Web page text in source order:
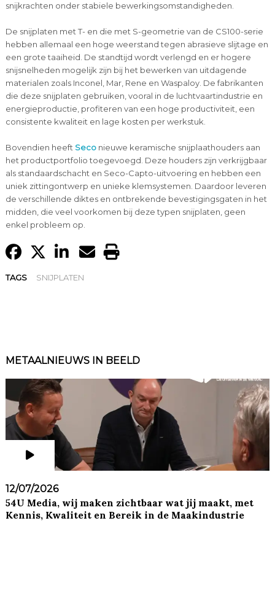
snijkrachten onder stabiele bewerkingsomstandigheden.
De snijplaten met T- en die met S-geometrie van de CS100-serie
hebben allemaal een hoge weerstand tegen abrasieve slijtage en
een grote taaiheid. De standtijd wordt verlengd en er hogere
snijsnelheden mogelijk zijn bij het bewerken van uitdagende
materialen zoals Inconel, Mar, Rene en Waspaloy. De fabrikanten
die deze snijplaten gebruiken, vooral in de luchtvaartindustrie en
energieproductie, profiteren van een hoge productiviteit, een
consistente kwaliteit en lage kosten per werkstuk.
Bovendien heeft Seconieuwe keramische snijplaathouders aan
het productportfolio toegevoegd. Deze houders zijn verkrijgbaar
als standaardschacht en Seco-Capto-uitvoering en hebben een
uniek zittingontwerp en unieke klemsystemen. Daardoor leveren
de verschillende diktes en ontbrekende bevestigingsgaten in het
midden, die veel voorkomen bij deze typen snijplaten, geen
enkel probleem op.
TAGS SNIJPLATEN
METAALNIEUWS IN BEELD
12/07/2026
54U Media, wij maken zichtbaar wat jij maakt, met
Kennis, Kwaliteit en Bereik in de Maakindustrie